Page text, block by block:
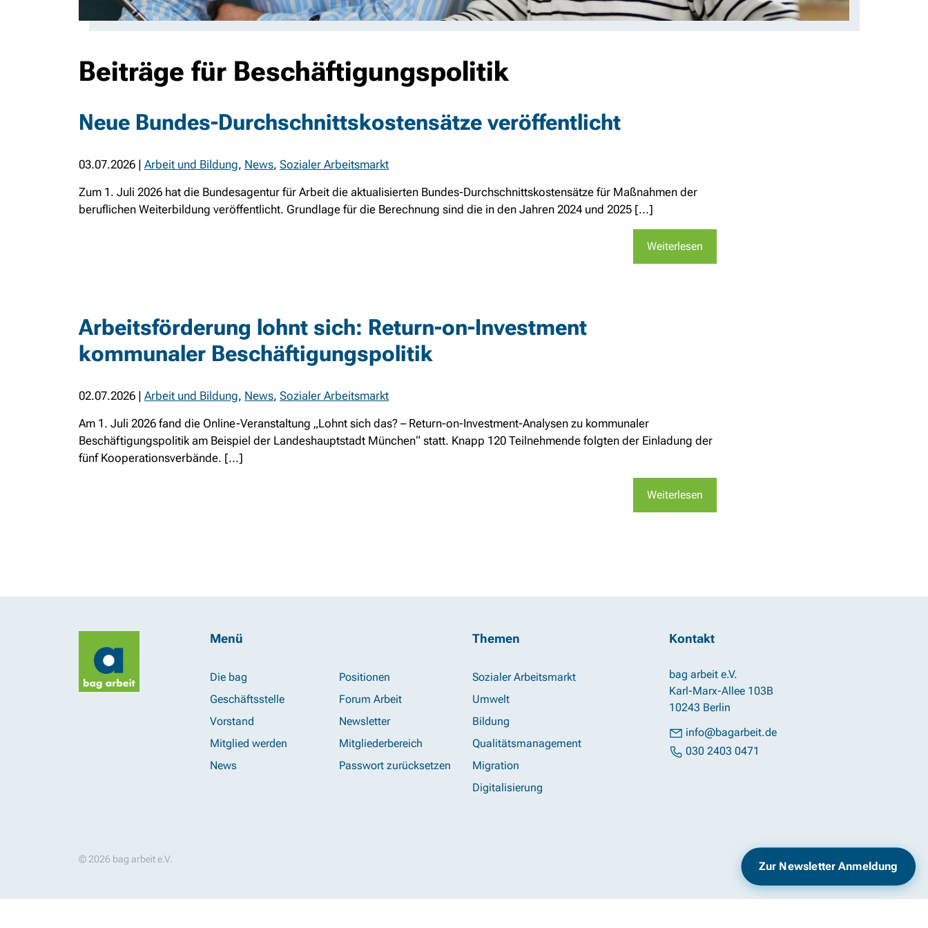
Beiträge für Beschäftigungspolitik
Neue Bundes-Durchschnittskostensätze veröffentlicht
03.07.2026 | Arbeit und Bildung, News, Sozialer Arbeitsmarkt
Zum 1. Juli 2026 hat die Bundesagentur für Arbeit die aktualisierten Bundes-Durchschnittskostensätze für Maßnahmen der
beruflichen Weiterbildung veröffentlicht. Grundlage für die Berechnung sind die in den Jahren 2024 und 2025 [...]
Weiterlesen
Arbeitsförderung lohnt sich: Return-on-Investment
kommunaler Beschäftigungspolitik
02.07.2026 | Arbeit und Bildung, News, Sozialer Arbeitsmarkt
Am 1. Juli 2026 fand die Online-Veranstaltung „Lohnt sich das? – Return-on-Investment-Analysen zu kommunaler
Beschäftigungspolitik am Beispiel der Landeshauptstadt München“ statt. Knapp 120 Teilnehmende folgten der Einladung der
fünf Kooperationsverbände. [...]
Weiterlesen
Menü
Die bag
Geschäftsstelle
Vorstand
Mitglied werden
News
Positionen
Forum Arbeit
Newsletter
Mitgliederbereich
Passwort zurücksetzen
Themen
Sozialer Arbeitsmarkt
Umwelt
Bildung
Qualitätsmanagement
Migration
Digitalisierung
Kontakt
bag arbeit e.V.
Karl-Marx-Allee 103B
10243 Berlin
info@bagarbeit.de
030 2403 0471
© 2026 bag arbeit e.V. Impressum Datenschutz
Zur Newsletter Anmeldung